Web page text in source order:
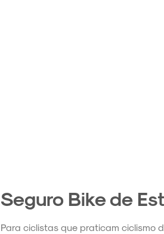
Seguro Bike de
Para ciclistas que praticam ciclismo